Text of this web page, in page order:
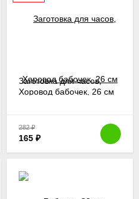
Заготовка для часов,
Хоровод бабочек, 26 см
282₽
165 ₽